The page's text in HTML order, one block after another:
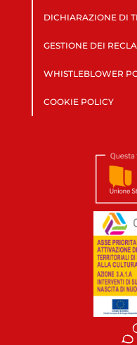
DICHIARAZIONE DI
GESTIONE DEI
WHISTLEBLOWER
COOKIE POLICY